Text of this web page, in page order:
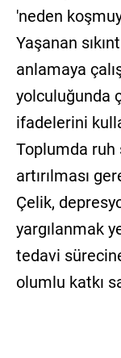
'neden
Yaşanan
anlamaya
yolculuğunda
ifadelerini
Toplumda ruh
artırılması
Çelik,
yargılanmak
tedavi
olumlu katkı